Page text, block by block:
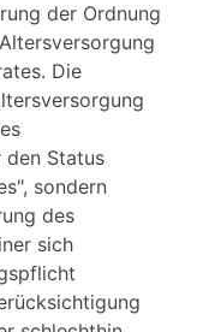
der Ordnung
Die
den Status
sondern
des
sich